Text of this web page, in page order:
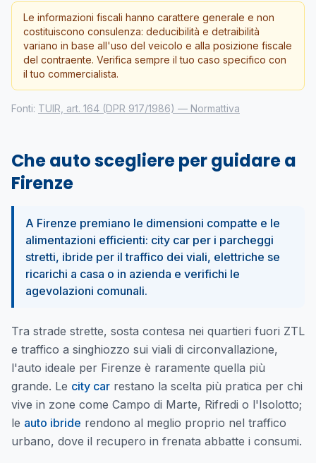
Le informazioni fiscali hanno carattere generale e non
costituiscono consulenza: deducibilità e detraibilità
variano in base all'uso del veicolo e alla posizione fiscale
del contraente. Verifica sempre il tuo caso specifico con
il tuo commercialista.
Fonti: TUIR, art. 164 (DPR 917/1986) — Normattiva
Che auto scegliere per guidare a
Firenze
A Firenze premiano le dimensioni compatte e le
alimentazioni efficienti: city car per i parcheggi
stretti, ibride per il traffico dei viali, elettriche se
ricarichi a casa o in azienda e verifichi le
agevolazioni comunali.
Tra strade strette, sosta contesa nei quartieri fuori ZTL
e traffico a singhiozzo sui viali di circonvallazione,
l'auto ideale per Firenze è raramente quella più
grande. Le city car restano la scelta più pratica per chi
vive in zone come Campo di Marte, Rifredi o l'Isolotto;
le auto ibride rendono al meglio proprio nel traffico
urbano, dove il recupero in frenata abbatte i consumi.